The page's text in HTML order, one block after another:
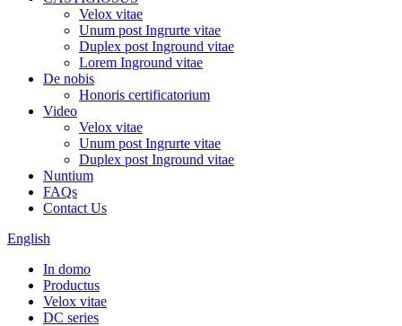
Velox vitae
Unum post Ingrurte vitae
Duplex post Inground vitae
Lorem Inground vitae
De nobis
Honoris certificatorium
Video
Velox vitae
Unum post Ingrurte vitae
Duplex post Inground vitae
Nuntium
FAQs
Contact Us
English
In domo
Productus
Velox vitae
DC series